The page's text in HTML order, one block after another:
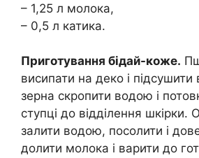
– 1,25 л молока,
– 0,5 л катика.
Приготування бідай-коже.
висипати на деко і підсушити
зерна скропити водою і
ступці до відділення
залити водою, посолити і
долити молока і варити до